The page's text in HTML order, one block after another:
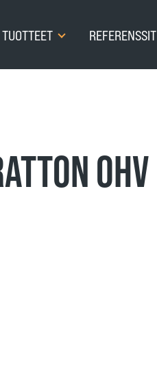
TUOTTEET REFERENSSIT
OHV